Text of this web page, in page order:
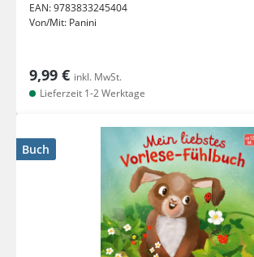
EAN:9783833245404
Von/Mit: Panini
9,99 € inkl. MwSt.
Lieferzeit 1-2 Werktage
Buch